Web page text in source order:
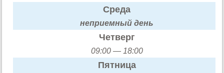
Среда
неприемный день
Четверг
09:00 — 18:00
Пятница